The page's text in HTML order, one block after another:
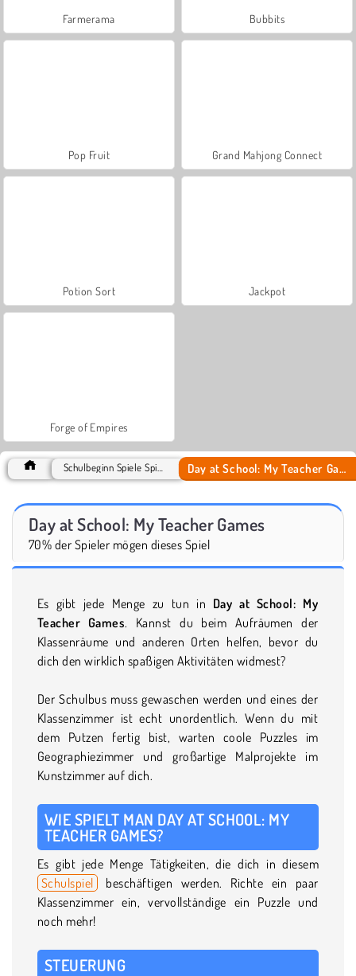
Farmerama Bubbits
Pop Fruit Grand Mahjong Connect
Potion Sort Jackpot
Forge of Empires
Day at School: My Teacher Games
70% der Spieler mögen dieses Spiel
Es gibt jede Menge zu tun in Day at School: My
Teacher Games. Kannst du beim Aufräumen der
Klassenräume und anderen Orten helfen, bevor du
dich den wirklich spaßigen Aktivitäten widmest?
Der Schulbus muss gewaschen werden und eines der
Klassenzimmer ist echt unordentlich. Wenn du mit
dem Putzen fertig bist, warten coole Puzzles im
Geographiezimmer und großartige Malprojekte im
Kunstzimmer auf dich.
WIE SPIELT MAN DAY AT SCHOOL: MY
TEACHER GAMES?
Es gibt jede Menge Tätigkeiten, die dich in diesem
Schulspiel beschäftigen werden. Richte ein paar
Klassenzimmer ein, vervollständige ein Puzzle und
noch mehr!
STEUERUNG